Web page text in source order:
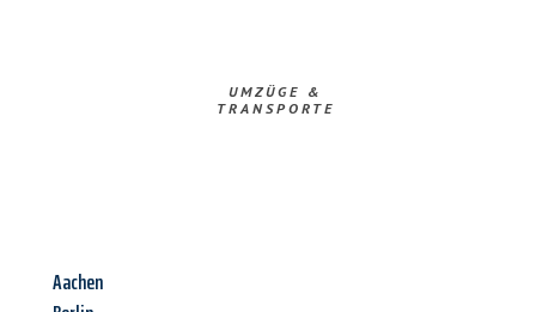
UMZÜGE &
TRANSPORTE
Aachen